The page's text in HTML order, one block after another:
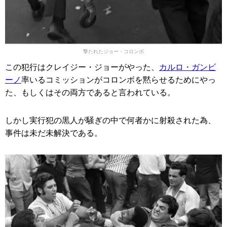
撃たれたジョー・コロンボ
この犯行はクレイジー・ジョーがやった、
カルロ・ガンビ
ーノ率いるコミッションがコロンボを黙らせるためにやっ
た、もしくはその両方であると言われている。
しかし実行犯の黒人が騒ぎの中で何者かに射殺された為、
事件は未だ未解決である。